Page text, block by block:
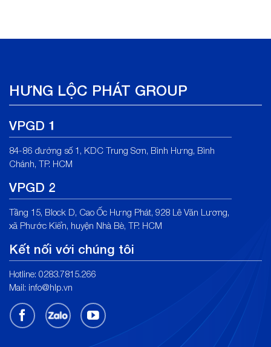
HƯNG LỘC PHÁT GROUP
VPGD 1
84-86 đường số 1, KDC Trung Sơn, Bình Hưng, Bình
Chánh, TP. HCM
VPGD 2
Tầng 15, Block D, Cao Ốc Hưng Phát, 928 Lê Văn Lương,
xã Phước Kiển, huyện Nhà Bè, TP. HCM
Kết nối với chúng tôi
Hotline: 0283.7815.266
Mail: info@hlp.vn